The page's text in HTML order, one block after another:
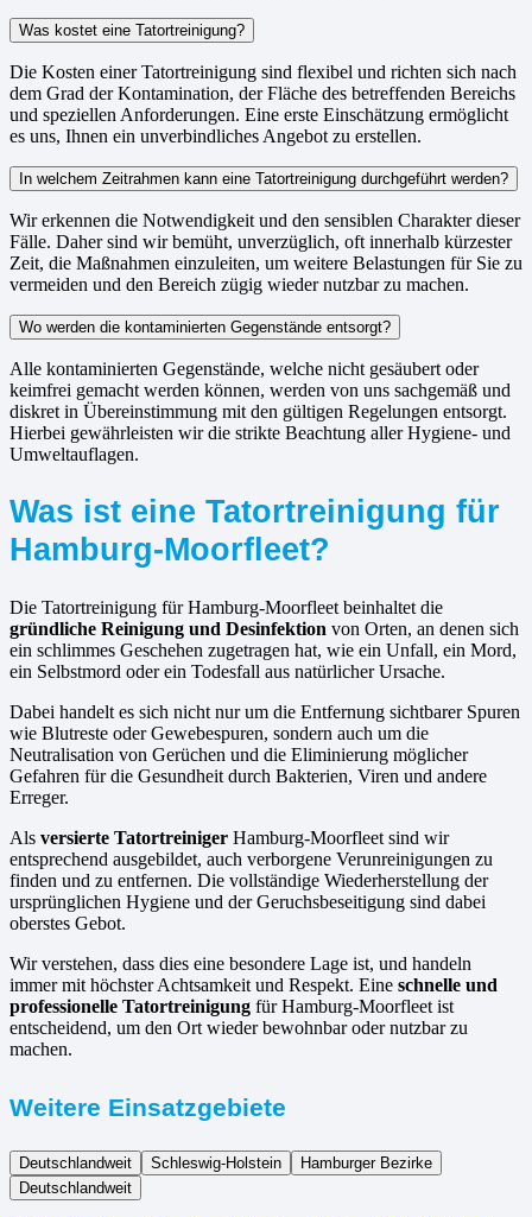
Was kostet eine Tatortreinigung?
Die Kosten einer Tatortreinigung sind flexibel und richten sich nach
dem Grad der Kontamination, der Fläche des betreffenden Bereichs
und speziellen Anforderungen. Eine erste Einschätzung ermöglicht
es uns, Ihnen ein unverbindliches Angebot zu erstellen.
In welchem Zeitrahmen kann eine Tatortreinigung durchgeführt werden?
Wir erkennen die Notwendigkeit und den sensiblen Charakter dieser
Fälle. Daher sind wir bemüht, unverzüglich, oft innerhalb kürzester
Zeit, die Maßnahmen einzuleiten, um weitere Belastungen für Sie zu
vermeiden und den Bereich zügig wieder nutzbar zu machen.
Wo werden die kontaminierten Gegenstände entsorgt?
Alle kontaminierten Gegenstände, welche nicht gesäubert oder
keimfrei gemacht werden können, werden von uns sachgemäß und
diskret in Übereinstimmung mit den gültigen Regelungen entsorgt.
Hierbei gewährleisten wir die strikte Beachtung aller Hygiene- und
Umweltauflagen.
Was ist eine Tatortreinigung für
Hamburg-Moorfleet?
Die Tatortreinigung für Hamburg-Moorfleet beinhaltet die
gründliche Reinigung und Desinfektion von Orten, an denen sich
ein schlimmes Geschehen zugetragen hat, wie ein Unfall, ein Mord,
ein Selbstmord oder ein Todesfall aus natürlicher Ursache.
Dabei handelt es sich nicht nur um die Entfernung sichtbarer Spuren
wie Blutreste oder Gewebespuren, sondern auch um die
Neutralisation von Gerüchen und die Eliminierung möglicher
Gefahren für die Gesundheit durch Bakterien, Viren und andere
Erreger.
Als versierte Tatortreiniger Hamburg-Moorfleet sind wir
entsprechend ausgebildet, auch verborgene Verunreinigungen zu
finden und zu entfernen. Die vollständige Wiederherstellung der
ursprünglichen Hygiene und der Geruchsbeseitigung sind dabei
oberstes Gebot.
Wir verstehen, dass dies eine besondere Lage ist, und handeln
immer mit höchster Achtsamkeit und Respekt. Eine schnelle und
professionelle Tatortreinigung für Hamburg-Moorfleet ist
entscheidend, um den Ort wieder bewohnbar oder nutzbar zu
machen.
Weitere Einsatzgebiete
Deutschlandweit Schleswig-Holstein
Hamburger Bezirke
Deutschlandweit